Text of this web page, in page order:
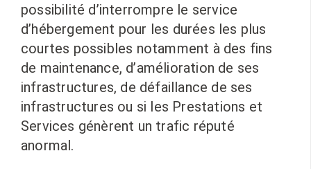
possibilité d’interrompre le service
d’hébergement pour les durées les plus
courtes possibles notamment à des fins
de maintenance, d’amélioration de ses
infrastructures, de défaillance de ses
infrastructures ou si les Prestations et
Services génèrent un trafic réputé
anormal.